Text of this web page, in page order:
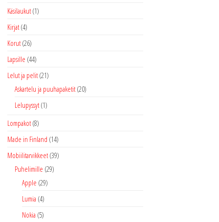
Käsilaukut (1)
Kirjat (4)
Korut (26)
Lapsille (44)
Lelut ja pelit (21)
Askartelu ja puuhapaketit (20)
Lelupyssyt (1)
Lompakot (8)
Made in Finland (14)
Mobiilitarvikkeet (39)
Puhelimille (29)
Apple (29)
Lumia (4)
Nokia (5)